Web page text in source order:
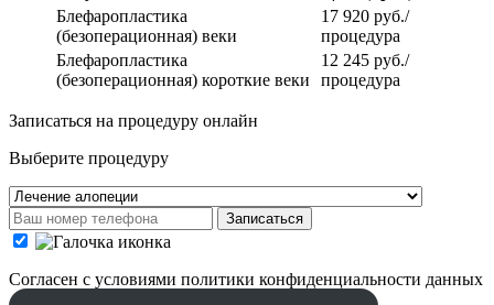
Блефаропластика
(безоперационная) веки
17 920 руб./
процедура
Блефаропластика
(безоперационная) короткие веки
12 245 руб./
процедура
Записаться на процедуру онлайн
Выберите процедуру
Записаться
Cогласен с условиями политики конфиденциальности данных